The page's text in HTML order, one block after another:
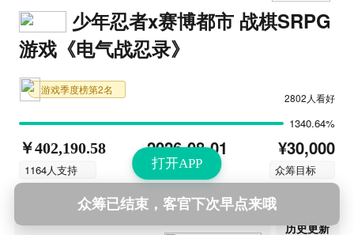
打开APP
少年忍者x赛博都市 战棋SRPG
游戏《电气战忍录》
游戏季度榜第2名
2802人看好
1340.64%
￥402,190.58
1164人支持
2026-08-01
结束时间
¥30,000
众筹目标
第11次更新 2026-08-02 13:37
历史更新
众筹已结束，客官下次早点来哦